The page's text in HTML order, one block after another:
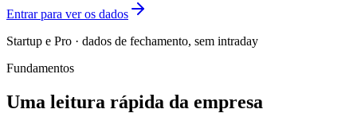
Entrar para ver os dados
Startup e Pro · dados de fechamento, sem intraday
Fundamentos
Uma leitura rápida da empresa